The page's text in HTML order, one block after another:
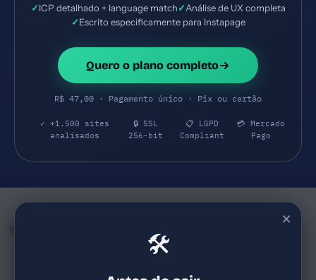
✓ICP detalhado + language match✓Análise de UX completa
✓Escrito especificamente para Instapage
Quero o plano completo
R$ 47,00 · Pagamento único · Pix ou cartão
✓ +1.500 sites
analisados
🔒 SSL
256-bit
📋 LGPD
Compliant
💳 Mercado
Pago
×
🛠